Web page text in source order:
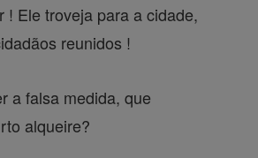
! Ele troveja para a cidade,
reunidos !
a falsa medida, que
alqueire?